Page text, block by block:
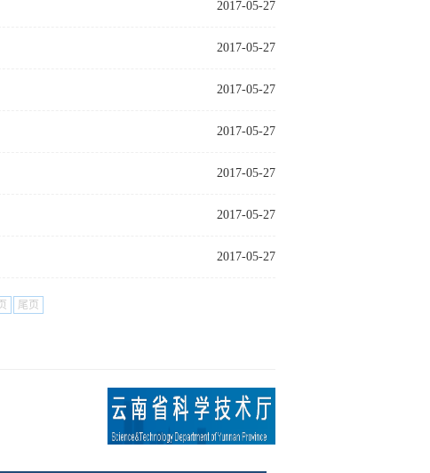
2017-05-27
2017-05-27
2017-05-27
2017-05-27
2017-05-27
2017-05-27
2017-05-27
尾页